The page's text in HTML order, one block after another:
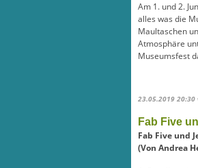
Am 1. und 2.
alles was die
Maultaschen
Atmosphäre
Museumsfest
23.05.2019 20:30
Fab Five
Fab Five und
(Von Andrea